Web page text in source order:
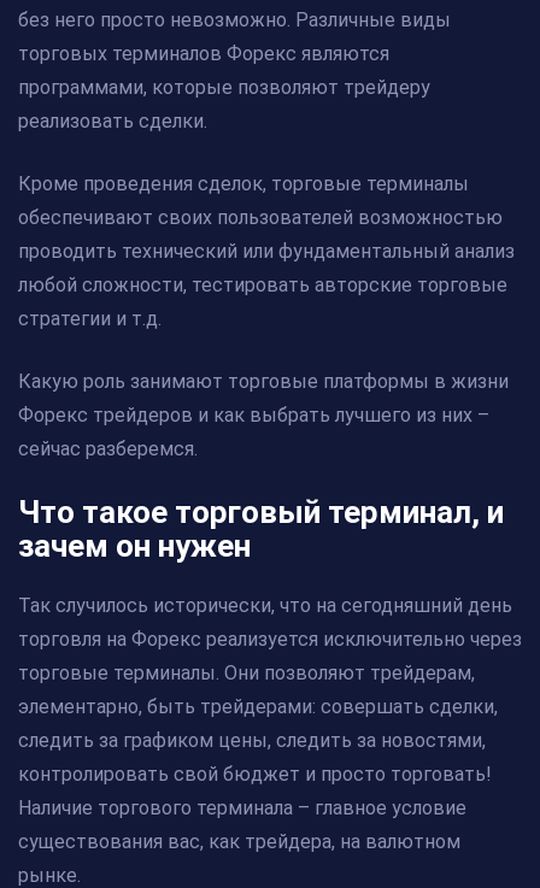
без него просто невозможно. Различные виды
торговых терминалов Форекс являются
программами, которые позволяют трейдеру
реализовать сделки.
Кроме проведения сделок, торговые терминалы
обеспечивают своих пользователей возможностью
проводить технический или фундаментальный анализ
любой сложности, тестировать авторские торговые
стратегии и т.д.
Какую роль занимают торговые платформы в жизни
Форекс трейдеров и как выбрать лучшего из них –
сейчас разберемся.
Что такое торговый терминал, и
зачем он нужен
Так случилось исторически, что на сегодняшний день
торговля на Форекс реализуется исключительно через
торговые терминалы. Они позволяют трейдерам,
элементарно, быть трейдерами: совершать сделки,
следить за графиком цены, следить за новостями,
контролировать свой бюджет и просто торговать!
Наличие торгового терминала – главное условие
существования вас, как трейдера, на валютном
рынке.